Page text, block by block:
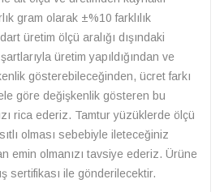
gram olarak ±%10 farklılık
üretim ölçü aralığı dışındaki
üretim yapıldığından ve
gösterebileceğinden, ücret farkı
göre değişkenlik gösteren bu
rica ederiz. Tamtur yüzüklerde ölçü
olması sebebiyle ileteceğiniz
emin olmanızı tavsiye ederiz. Ürüne
sertifikası ile gönderilecektir.